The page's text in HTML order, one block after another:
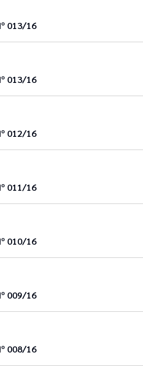
013/16
013/16
012/16
011/16
010/16
009/16
008/16